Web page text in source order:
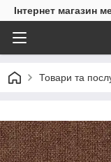
Інтернет магазин
Товари та